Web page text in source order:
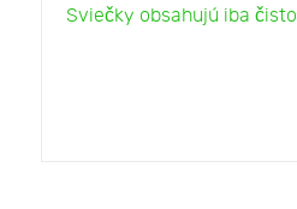
Sviečky obsahujú iba čisto